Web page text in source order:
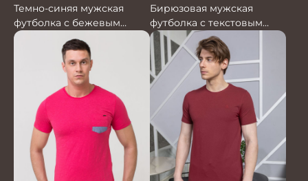
Темно-синяя мужская
футболка с бежевым
рисунком
Бирюзовая мужская
футболка с текстовым
принтом